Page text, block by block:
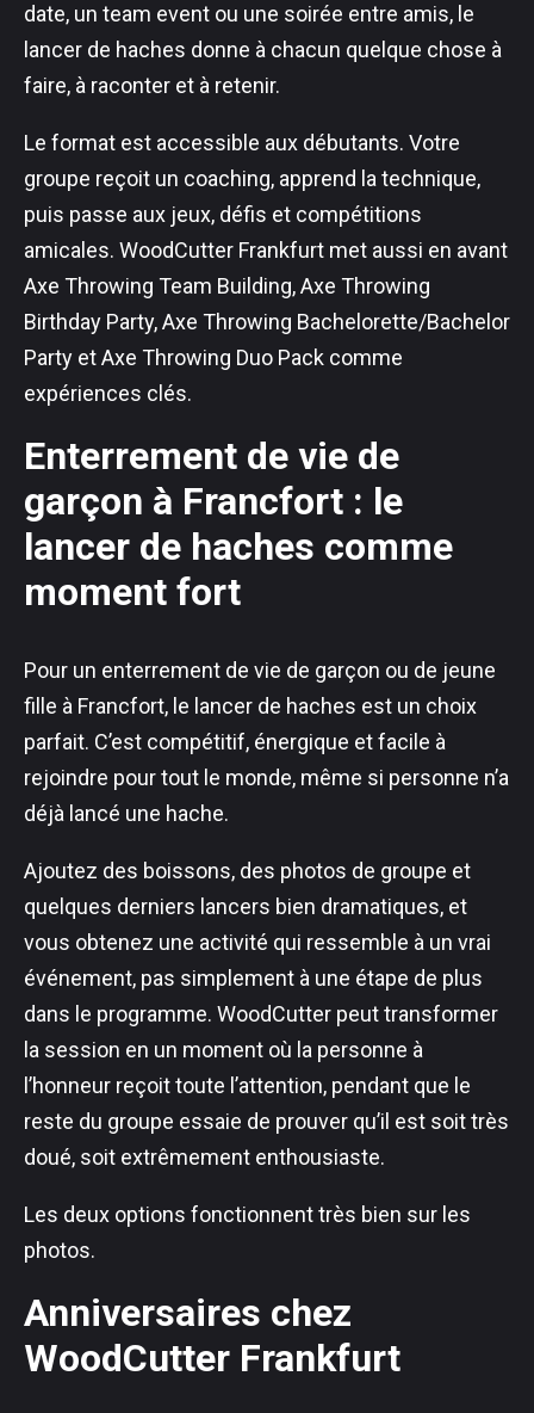
date, un team event ou une soirée entre amis, le
lancer de haches donne à chacun quelque chose à
faire, à raconter et à retenir.
Le format est accessible aux débutants. Votre
groupe reçoit un coaching, apprend la technique,
puis passe aux jeux, défis et compétitions
amicales. WoodCutter Frankfurt met aussi en avant
Axe Throwing Team Building, Axe Throwing
Birthday Party, Axe Throwing Bachelorette/Bachelor
Party et Axe Throwing Duo Pack comme
expériences clés.
Enterrement de vie de
garçon à Francfort : le
lancer de haches comme
moment fort
Pour un enterrement de vie de garçon ou de jeune
fille à Francfort, le lancer de haches est un choix
parfait. C’est compétitif, énergique et facile à
rejoindre pour tout le monde, même si personne n’a
déjà lancé une hache.
Ajoutez des boissons, des photos de groupe et
quelques derniers lancers bien dramatiques, et
vous obtenez une activité qui ressemble à un vrai
événement, pas simplement à une étape de plus
dans le programme. WoodCutter peut transformer
la session en un moment où la personne à
l’honneur reçoit toute l’attention, pendant que le
reste du groupe essaie de prouver qu’il est soit très
doué, soit extrêmement enthousiaste.
Les deux options fonctionnent très bien sur les
photos.
Anniversaires chez
WoodCutter Frankfurt